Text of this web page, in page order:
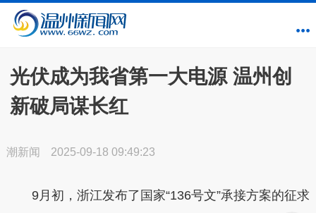
光伏成为我省第一大电源 温州创
新破局谋长红
潮新闻 2025-09-18 09:49:23
9月初，浙江发布了国家“136号文”承接方案的征求